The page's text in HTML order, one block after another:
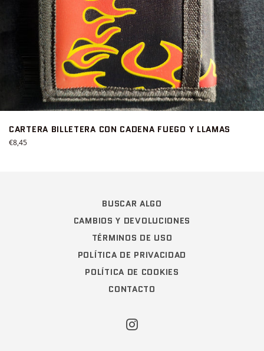
CARTERA BILLETERA CON CADENA FUEGO Y LLAMAS
Precio
€8,45
BUSCAR ALGO
CAMBIOS Y DEVOLUCIONES
TÉRMINOS DE USO
POLÍTICA DE PRIVACIDAD
POLÍTICA DE COOKIES
CONTACTO
Instagram